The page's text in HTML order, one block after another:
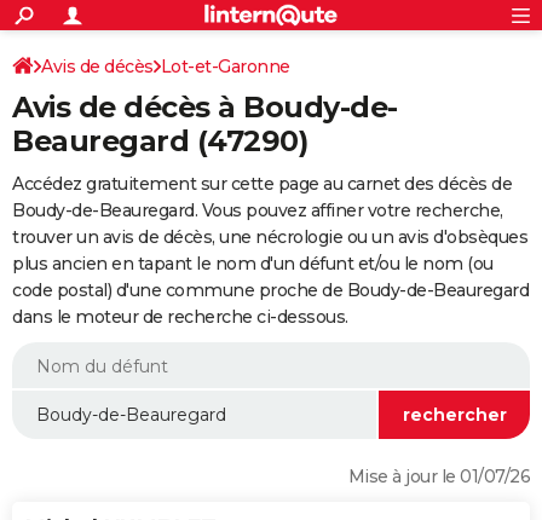
ACTUALITÉS
Politique
Société
Faits Divers
Education
Monde
Villes
+
SPORT
Coupe du monde 2026
Football
Tennis
Cyclisme
Rugby
Forum
FINANCE
Retraite
Impôts
Epargne
Immobilier
Risques naturels par ville
Banque
Assurance
Crédit
AUTO
Essais
Réserver un essai
Citadines
Berlines
SUV
Forum auto
+
HIGH-TECH
Mobiles
Meilleur smartphone
Internet
Ordinateurs
Jeux vidéo
Guide high-tech
+
BRICOLAGE
Forum
Aménagement intérieur
Extérieur
Cuisine
Salle de bains
Jardinage
Rangement
WEEK-END
Guides de France
Escapades
Patrimoine
Expositions
Musées
Week-end nature
LIFESTYLE
Alimentation
Guide de la santé
Maladies
Médicaments
Sommeil
Connexion
Avis de décès Lot-et-Garonne
Avis de décès à Boudy-de-
Beauregard (47290)
Accédez gratuitement sur cette page au carnet des décès de
Boudy-de-Beauregard. Vous pouvez affiner votre recherche,
trouver un avis de décès, une nécrologie ou un avis d'obsèques
plus ancien en tapant le nom d'un défunt et/ou le nom (ou
code postal) d'une commune proche de Boudy-de-Beauregard
dans le moteur de recherche ci-dessous.
Mise à jour le 01/07/26